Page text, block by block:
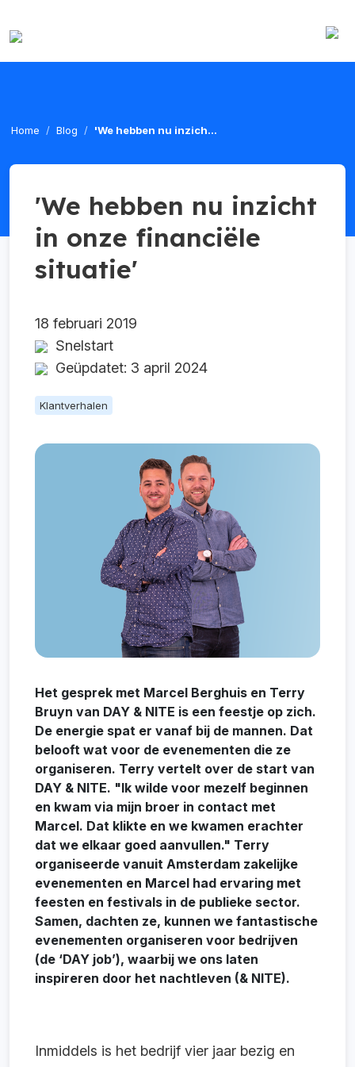
Home Blog 'We hebben nu inzich...
'We hebben nu inzicht
in onze financiële
situatie'
18 februari 2019
Snelstart
Geüpdatet: 3 april 2024
Klantverhalen
Het gesprek met Marcel Berghuis en Terry
Bruyn van DAY & NITE is een feestje op zich.
De energie spat er vanaf bij de mannen. Dat
belooft wat voor de evenementen die ze
organiseren. Terry vertelt over de start van
DAY & NITE. "Ik wilde voor mezelf beginnen
en kwam via mijn broer in contact met
Marcel. Dat klikte en we kwamen erachter
dat we elkaar goed aanvullen." Terry
organiseerde vanuit Amsterdam zakelijke
evenementen en Marcel had ervaring met
feesten en festivals in de publieke sector.
Samen, dachten ze, kunnen we fantastische
evenementen organiseren voor bedrijven
(de ‘DAY job’), waarbij we ons laten
inspireren door het nachtleven (& NITE).
Inmiddels is het bedrijf vier jaar bezig en